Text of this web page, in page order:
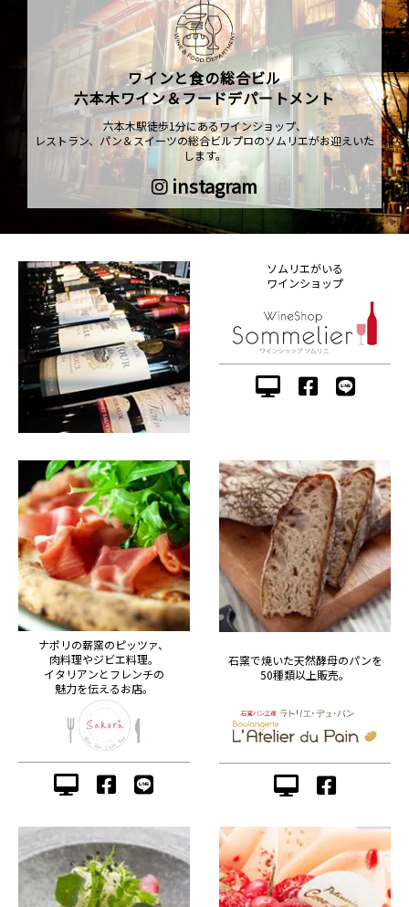
ワインと食の総合ビル
六本木ワイン＆フードデパートメント
六本木駅徒歩1分にあるワインショップ、
レストラン、パン＆スイーツの総合ビルプロのソムリエがお迎えいた
します。
instagram
ソムリエがいる
ワインショップ
ナポリの薪窯のピッツァ、
肉料理やジビエ料理。
イタリアンとフレンチの
魅力を伝えるお店。
石窯で焼いた天然酵母のパンを
50種類以上販売。